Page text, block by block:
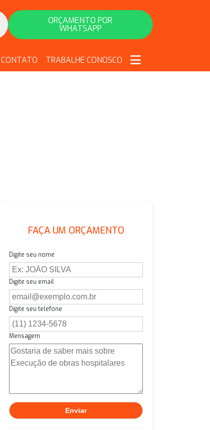
ORÇAMENTO POR
WHATSAPP
CONTATO TRABALHE CONOSCO
FAÇA UM ORÇAMENTO
Digite seu nome
Digite seu email
Digite seu telefone
Mensagem